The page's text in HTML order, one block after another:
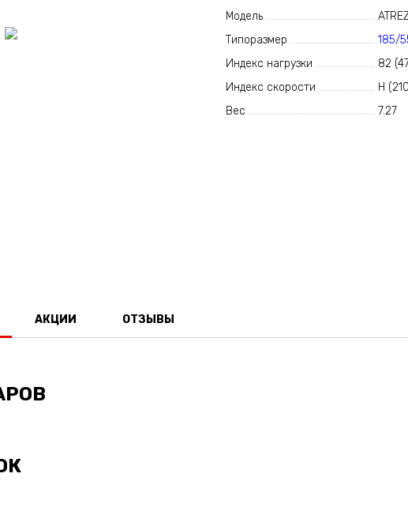
Модель
Типоразмер
185/
Индекс нагрузки
82
Индекс скорости
H
Вес
7.27
АКЦИИ ОТЗЫВЫ